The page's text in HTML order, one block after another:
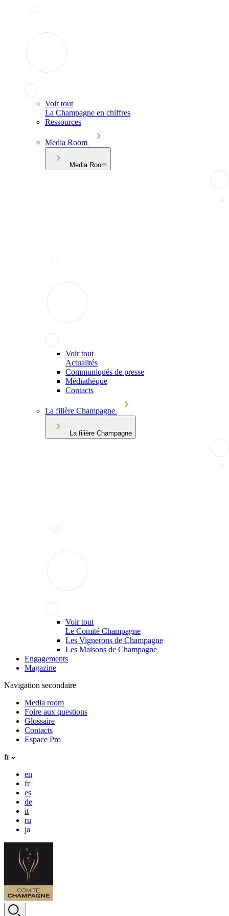
Voir tout
La Champagne en chiffres
Ressources
Media Room
Media Room
Voir tout
Actualités
Communiqués de presse
Médiathèque
Contacts
La filière Champagne
La filière Champagne
Voir tout
Le Comité Champagne
Les Vignerons de Champagne
Les Maisons de Champagne
Engagements
Magazine
Navigation secondaire
Media room
Foire aux questions
Glossaire
Contacts
Espace Pro
fr
en
fr
es
de
it
ru
ja